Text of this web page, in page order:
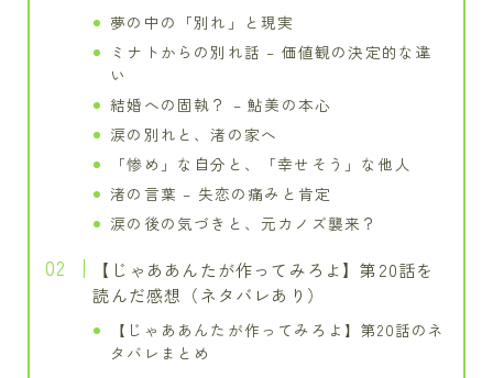
夢の中の「別れ」と現実
ミナトからの別れ話 – 価値観の決定的な違
い
結婚への固執？ – 鮎美の本心
涙の別れと、渚の家へ
「惨め」な自分と、「幸せそう」な他人
渚の言葉 – 失恋の痛みと肯定
涙の後の気づきと、元カノズ襲来？
【じゃああんたが作ってみろよ】第20話を
読んだ感想（ネタバレあり）
【じゃああんたが作ってみろよ】第20話のネ
タバレまとめ